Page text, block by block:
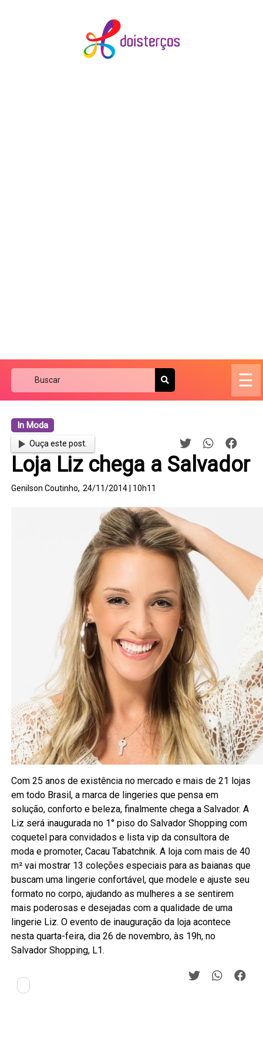
☰
In Moda
Ouça este post.
Loja Liz chega a Salvador
Genilson Coutinho, 24/11/2014 | 10h11
Com 25 anos de existência no mercado e mais de 21 lojas
em todo Brasil, a marca de lingeries que pensa em
solução, conforto e beleza, finalmente chega a Salvador. A
Liz será inaugurada no 1° piso do Salvador Shopping com
coquetel para convidados e lista vip da consultora de
moda e promoter, Cacau Tabatchnik. A loja com mais de 40
m² vai mostrar 13 coleções especiais para as baianas que
buscam uma lingerie confortável, que modele e ajuste seu
formato no corpo, ajudando as mulheres a se sentirem
mais poderosas e desejadas com a qualidade de uma
lingerie Liz. O evento de inauguração da loja acontece
nesta quarta-feira, dia 26 de novembro, às 19h, no
Salvador Shopping, L1.